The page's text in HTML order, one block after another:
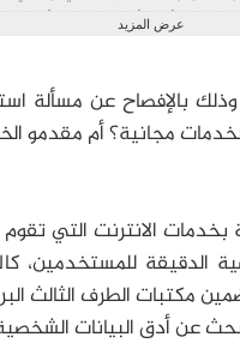
في غالب الأمر، إلا أنه يصعب تحديد أيها
عرض المزيد
بالإفصاح عن مسألة
مجانية؟ أم مقدمو
بخدمات الانترنت التي
الدقيقة للمستخدمين،
مكتبات الطرف الثالث
عن أدق البيانات